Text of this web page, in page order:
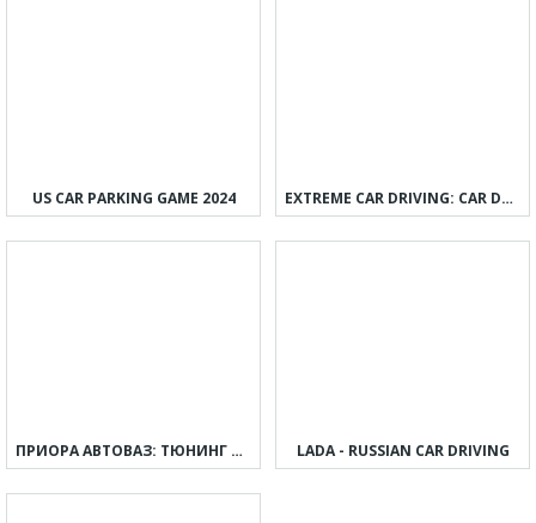
US CAR PARKING GAME 2024 EXTREME CAR DRIVING: CAR DRIFT
ПРИОРА АВТОВАЗ: ТЮНИНГ И ДРИФТ LADA - RUSSIAN CAR DRIVING